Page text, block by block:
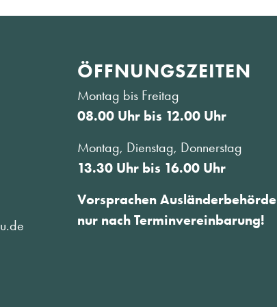
ÖFFNUNGS­ZEITEN
Montag bis Freitag
08.00 Uhr bis 12.00 Uhr
Montag, Dienstag, Donnerstag
13.30 Uhr bis 16.00 Uhr
Vorsprachen Ausländerbehörde
nur nach Terminvereinbarung!